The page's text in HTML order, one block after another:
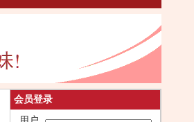
会员登录